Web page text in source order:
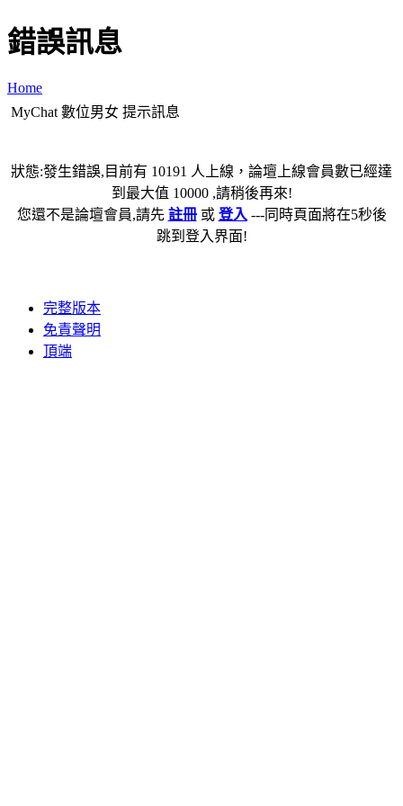
錯誤訊息
Home
MyChat 數位男女 提示訊息
狀態:發生錯誤,目前有 10191 人上線，論壇上線會員數已經達
到最大值 10000 ,請稍後再來!
您還不是論壇會員,請先 註冊或 登入 ---同時頁面將在5秒後
跳到登入界面!
完整版本
免責聲明
頂端